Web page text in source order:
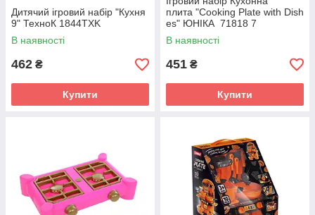
Дитячий ігровий набір "Кухня
9" ТехноК 1844TXK
В наявності
462 ₴
Купити
плита "Cooking Plate with Dish
es" ЮНІКА 71818 7
предметів
В наявності
451 ₴
Купити